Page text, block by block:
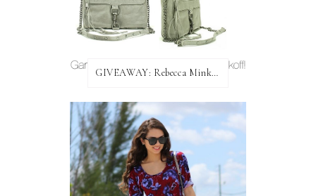
GIVEAWAY: Rebecca Minkoff Bag!